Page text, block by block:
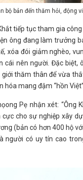
bộ bản đến thăm hỏi, động
tiếp tục tham gia
ông đang làm trưởng
xóa đói giảm nghèo,
cái nên người. Đặc
thăm thân để vừa
mang đậm “hồn Việt”.
Pẹ nhận xét:
cho sự nghiệp xây
(bản có hơn 400 hộ
người có uy tín cao